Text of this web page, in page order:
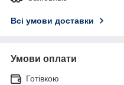
Всі умови доставки
Умови оплати
Готівкою